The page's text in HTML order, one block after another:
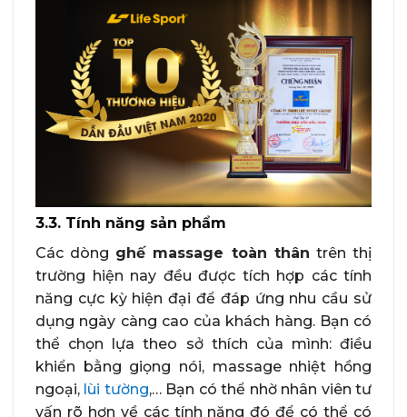
3.3. Tính năng sản phẩm
Các dòng ghế massage toàn thân trên thị
trường hiện nay đều được tích hợp các tính
năng cực kỳ hiện đại để đáp ứng nhu cầu sử
dụng ngày càng cao của khách hàng. Bạn có
thể chọn lựa theo sở thích của mình: điều
khiển bằng giọng nói, massage nhiệt hồng
ngoại, lùi tường,… Bạn có thể nhờ nhân viên tư
vấn rõ hơn về các tính năng đó để có thể có